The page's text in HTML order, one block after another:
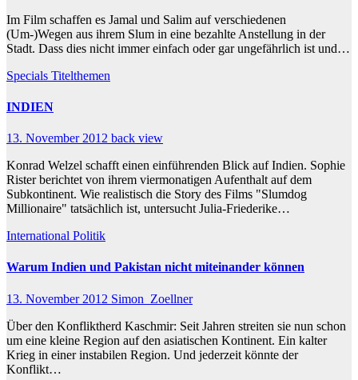
Im Film schaffen es Jamal und Salim auf verschiedenen
(Um-)Wegen aus ihrem Slum in eine bezahlte Anstellung in der
Stadt. Dass dies nicht immer einfach oder gar ungefährlich ist und…
Specials Titelthemen
INDIEN
13. November 2012 back view
Konrad Welzel schafft einen einführenden Blick auf Indien. Sophie
Rister berichtet von ihrem viermonatigen Aufenthalt auf dem
Subkontinent. Wie realistisch die Story des Films "Slumdog
Millionaire" tatsächlich ist, untersucht Julia-Friederike…
International Politik
Warum Indien und Pakistan nicht miteinander können
13. November 2012 Simon_Zoellner
Über den Konfliktherd Kaschmir: Seit Jahren streiten sie nun schon
um eine kleine Region auf den asiatischen Kontinent. Ein kalter
Krieg in einer instabilen Region. Und jederzeit könnte der
Konflikt…